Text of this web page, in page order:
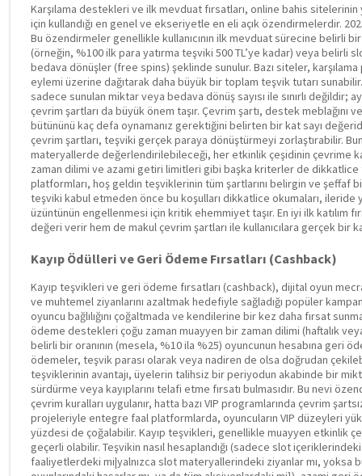
Karşılama destekleri ve ilk mevduat fırsatları, online bahis sitelerinin
için kullandığı en genel ve ekseriyetle en eli açık özendirmelerdir.
Bu özendirmeler genellikle kullanıcının ilk mevduat sürecine belirli
(örneğin, %100 ilk para yatırma teşviki 500 TL’ye kadar) veya belirli
bedava dönüşler (free spins) şeklinde sunulur. Bazı siteler,
eylemi üzerine dağıtarak daha büyük bir toplam teşvik tutarı
sadece sunulan miktar veya bedava dönüş sayısı ile sınırlı değildir;
çevrim şartları da büyük önem taşır. Çevrim şartı, destek meblağını
bütününü kaç defa oynamanız gerektiğini belirten bir kat sayı
çevrim şartları, teşviki gerçek paraya dönüştürmeyi zorlaştırabilir.
materyallerde değerlendirilebileceği, her etkinlik çeşidinin çevrime
zaman dilimi ve azami getiri limitleri gibi başka kriterler de
platformları, hoş geldin teşviklerinin tüm şartlarını belirgin ve şeffaf bir
teşviki kabul etmeden önce bu koşulları dikkatlice okumaları, ileride
üzüntünün engellenmesi için kritik ehemmiyet taşır. En iyi ilk katılım
değeri verir hem de makul çevrim şartları ile kullanıcılara gerçek bir
Kayıp Ödülleri ve Geri Ödeme Fırsatları (Cashback)
Kayıp teşvikleri ve geri ödeme fırsatları (cashback), dijital oyun
ve muhtemel ziyanlarını azaltmak hedefiyle sağladığı popüler
oyuncu bağlılığını çoğaltmada ve kendilerine bir kez daha fırsat
ödeme destekleri çoğu zaman muayyen bir zaman dilimi (haftalık
belirli bir oranının (mesela, %10 ila %25) oyuncunun hesabına geri
ödemeler, teşvik parası olarak veya nadiren de olsa doğrudan
teşviklerinin avantajı, üyelerin talihsiz bir periyodun akabinde bir
sürdürme veya kayıplarını telafi etme fırsatı bulmasıdır. Bu nevi
çevrim kuralları uygulanır, hatta bazı VIP programlarında çevrim
projeleriyle entegre faal platformlarda, oyuncuların VIP düzeyleri
yüzdesi de çoğalabilir. Kayıp teşvikleri, genellikle muayyen etkinlik
geçerli olabilir. Teşvikin nasıl hesaplandığı (sadece slot
faaliyetlerdeki mi|yalnızca slot materyallerindeki ziyanlar mı,